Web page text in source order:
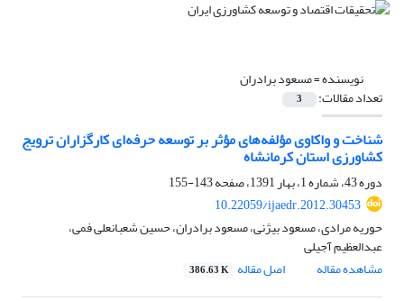
نویسنده =مسعود برادران
تعداد مقالات: 3
شناخت و واکاوی مؤلفه‌های مؤثر بر توسعه حرفه‌ای کارگزاران ترویج
کشاورزی استان کرمانشاه
دوره 43، شماره 1، بهار 1391، صفحه
143-155
10.22059/ijaedr.2012.30453
حوریه مرادی، مسعود بیژنی، مسعود برادران، حسین شعبانعلی فمی،
عبدالعظیم آجیلی
مشاهده مقاله
اصل مقاله 386.63 K